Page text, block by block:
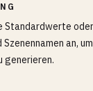
Standardwerte
an,
generieren.